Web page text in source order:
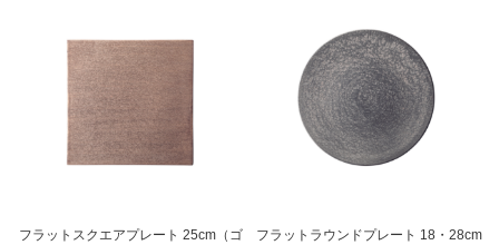
フラットスクエアプレート 25cm（ゴ
フラットラウンドプレート 18・28cm